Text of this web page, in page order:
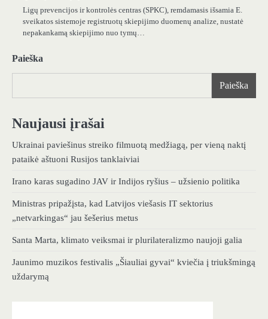
Ligų prevencijos ir kontrolės centras (SPKC), remdamasis išsamia E.
sveikatos sistemoje registruotų skiepijimo duomenų analize, nustatė
nepakankamą skiepijimo nuo tymų…
Paieška
Paieška
Naujausi įrašai
Ukrainai paviešinus streiko filmuotą medžiagą, per vieną naktį
pataikė aštuoni Rusijos tanklaiviai
Irano karas sugadino JAV ir Indijos ryšius – užsienio politika
Ministras pripažįsta, kad Latvijos viešasis IT sektorius
„netvarkingas“ jau šešerius metus
Santa Marta, klimato veiksmai ir plurilateralizmo naujoji galia
Jaunimo muzikos festivalis „Šiauliai gyvai“ kviečia į triukšmingą
uždarymą